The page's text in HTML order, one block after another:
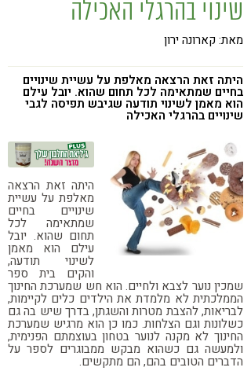
אירועים
שינוי תזונתי
גישות בתזונה
ניקוי רעלים
מזונות על
ילדים
תזונה וספורט
רגישות לגלוטן
טעים להכיר
קורונה
טבעונות
שינוי בהרגלי האכילה
מאת: קארונה ירון
היתה זאת הרצאה מאלפת על עשיית שינויים
בחיים שמתאימה לכל תחום שהוא. יובל עילם
הוא מאמן לשינוי תודעה שגיבש תפיסה לגבי
שינויים בהרגלי האכילה
היתה זאת הרצאה
מאלפת על עשיית
שינויים בחיים
שמתאימה לכל
תחום שהוא. יובל
עילם הוא מאמן
לשינוי תודעה,
והקים בית ספר
שמכין נוער לצבא ולחיים. הוא חש שמערכת החינוך
הממלכתית לא מלמדת את הילדים כלים לקיימות,
לבריאות, להצבת מטרות והשגתן, בדרך שיש בה גם
כשלונות וגם הצלחות. כמו כן הוא מרגיש שמערכת
החינוך לא מקנה לנוער בטחון בעוצמתם הפנימית,
ולמעשה גם כשהוא מבקש ממבוגרים לספר על
הדברים הטובים בהם, הם מתקשים.